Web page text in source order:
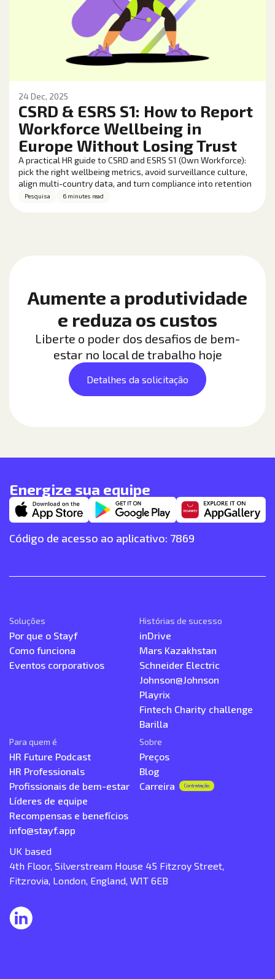
24 Dec, 2025
CSRD & ESRS S1: How to Report
Workforce Wellbeing in
Europe Without Losing Trust
A practical HR guide to CSRD and ESRS S1 (Own Workforce):
pick the right wellbeing metrics, avoid surveillance culture,
align multi-country data, and turn compliance into retention
and performance gains.
Pesquisa 6 minutes read
Aumente a produtividade
e reduza os custos
Liberte o poder dos desafios de bem-
estar no local de trabalho hoje
Detalhes da solicitação
Energize sua equipe
Código de acesso ao aplicativo: 7869
Soluções
Por que o Stayf
Como funciona
Eventos corporativos
Histórias de sucesso
inDrive
Mars Kazakhstan
Schneider Electric
Johnson@Johnson
Playrix
Fintech Charity challenge
Barilla
Para quem é
HR Future Podcast
HR Professionals
Profissionais de bem-estar
Líderes de equipe
Recompensas e benefícios
Sobre
Preços
Blog
Carreira
Contratação
info@stayf.app
UK based
4th Floor, Silverstream House 45 Fitzroy Street,
Fitzrovia, London, England, W1T 6EB